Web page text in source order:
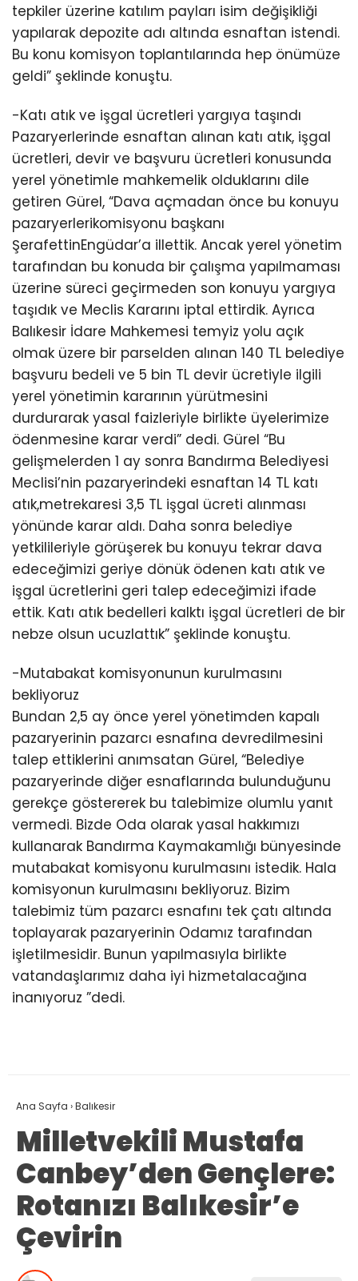
tepkiler üzerine katılım payları isim değişikliği
yapılarak depozite adı altında esnaftan istendi.
Bu konu komisyon toplantılarında hep önümüze
geldi” şeklinde konuştu.
-Katı atık ve işgal ücretleri yargıya taşındı
Pazaryerlerinde esnaftan alınan katı atık, işgal
ücretleri, devir ve başvuru ücretleri konusunda
yerel yönetimle mahkemelik olduklarını dile
getiren Gürel, “Dava açmadan önce bu konuyu
pazaryerlerikomisyonu başkanı
ŞerafettinEngüdar’a illettik. Ancak yerel yönetim
tarafından bu konuda bir çalışma yapılmaması
üzerine süreci geçirmeden son konuyu yargıya
taşıdık ve Meclis Kararını iptal ettirdik. Ayrıca
Balıkesir İdare Mahkemesi temyiz yolu açık
olmak üzere bir parselden alınan 140 TL belediye
başvuru bedeli ve 5 bin TL devir ücretiyle ilgili
yerel yönetimin kararının yürütmesini
durdurarak yasal faizleriyle birlikte üyelerimize
ödenmesine karar verdi” dedi. Gürel “Bu
gelişmelerden 1 ay sonra Bandırma Belediyesi
Meclisi’nin pazaryerindeki esnaftan 14 TL katı
atık,metrekaresi 3,5 TL işgal ücreti alınması
yönünde karar aldı. Daha sonra belediye
yetkilileriyle görüşerek bu konuyu tekrar dava
edeceğimizi geriye dönük ödenen katı atık ve
işgal ücretlerini geri talep edeceğimizi ifade
ettik. Katı atık bedelleri kalktı işgal ücretleri de bir
nebze olsun ucuzlattık” şeklinde konuştu.
-Mutabakat komisyonunun kurulmasını
bekliyoruz
Bundan 2,5 ay önce yerel yönetimden kapalı
pazaryerinin pazarcı esnafına devredilmesini
talep ettiklerini anımsatan Gürel, “Belediye
pazaryerinde diğer esnaflarında bulunduğunu
gerekçe göstererek bu talebimize olumlu yanıt
vermedi. Bizde Oda olarak yasal hakkımızı
kullanarak Bandırma Kaymakamlığı bünyesinde
mutabakat komisyonu kurulmasını istedik. Hala
komisyonun kurulmasını bekliyoruz. Bizim
talebimiz tüm pazarcı esnafını tek çatı altında
toplayarak pazaryerinin Odamız tarafından
işletilmesidir. Bunun yapılmasıyla birlikte
vatandaşlarımız daha iyi hizmetalacağına
inanıyoruz ”dedi.
Ana Sayfa ›Balıkesir
Milletvekili Mustafa
Canbey’den Gençlere:
Rotanızı Balıkesir’e
Çevirin